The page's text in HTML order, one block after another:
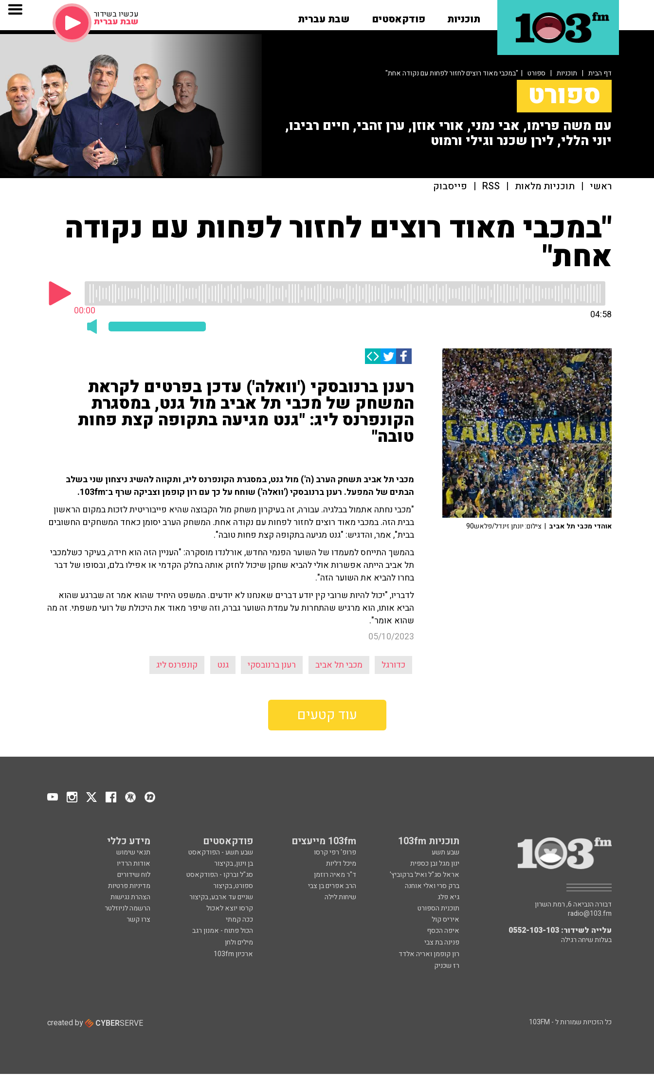
תוכניות פודקאסטים שבת עברית עכשיו בשידור
שבת עברית
דף הבית | תוכניות | ספורט | "במכבי מאוד רוצים לחזור לפחות עם נקודה אחת"
ספורט
עם משה פרימו, אבי נמני, אורי אוזן, ערן זהבי, חיים רביבו,
יוני הללי, לירן שכנר וגילי ורמוט
ראשי | תוכניות מלאות |
RSS
| פייסבוק
"במכבי מאוד רוצים לחזור לפחות עם נקודה
אחת"
00:00 04:58
רענן ברנובסקי ('וואלה') עדכן בפרטים לקראת
המשחק של מכבי תל אביב מול גנט, במסגרת
הקונפרנס ליג: "גנט מגיעה בתקופה קצת פחות
טובה"
מכבי תל אביב תשחק הערב (ה') מול גנט, במסגרת הקונפרנס ליג, ותקווה להשיג ניצחון שני בשלב
הבתים של המפעל. רענן ברנובסקי ('וואלה') שוחח על כך עם רון קופמן וצביקה שרף ב־103fm.
"מכבי נחתה אתמול בבלגיה. עבורה, זה בעיקרון משחק מול הקבוצה שהיא פייבוריטית לזכות במקום הראשון
בבית הזה. במכבי מאוד רוצים לחזור לפחות עם נקודה אחת. המשחק הערב יסומן כאחד המשחקים החשובים
בבית", אמר, והדגיש: "גנט מגיעה בתקופה קצת פחות טובה".
בהמשך התייחס למעמדו של השוער הפנמי החדש, אורלנדו מוסקרה: "העניין הזה הוא חידה, בעיקר כשלמכבי
תל אביב הייתה אפשרות אולי להביא שחקן שיכול לחזק אותה בחלק הקדמי או אפילו בלם, ובסופו של דבר
בחרו להביא את השוער הזה".
לדבריו, "יכול להיות שרובי קין יודע דברים שאנחנו לא יודעים. המשפט היחיד שהוא אמר זה שברגע שהוא
הביא אותו, הוא מרגיש שהתחרות על עמדת השוער גברה, וזה שיפר מאוד את היכולת של רועי משפתי. זה מה
שהוא אומר".
05/10/2023
כדורגל מכבי תל אביב רענן ברנובסקי גנט קונפרנס ליג
אוהדי מכבי תל אביב | צילום: יונתן זינדל/פלאש90
עוד קטעים
תוכניות 103fm 103fm מייעצים פודקאסטים מידע כללי
שבע תשע פרופ' רפי קרסו שבע תשע - הפודקאסט
תנאי שימוש
ינון מגל ובן כספית
מיכל דליות בן וינון, בקיצור
אודות הרדיו
אראל סג"ל ואיל ברקוביץ'
ד"ר מאיה רוזמן סג"ל וברקו - הפודקאסט
לוח שידורים
ברק סרי ואלי אוחנה
הרב אפרים בן צבי ספורט, בקיצור
מדיניות פרטיות
גיא פלג
שיחות לילה שניים עד ארבע, בקיצור
הצהרת נגישות
תוכנית הספורט
קרסו יוצא לאכול
הרשמה לניוזלטר
איריס קול
ככה קמתי
צרו קשר
איפה הכסף
הכול פתוח - אמנון רגב
פנינה בת צבי
מילים ולחן
רון קופמן ואריה אלדד
ארכיון 103fm
רז שכניק
דבורה הנביאה 6, רמת השרון
radio@103.fm
עלייה לשידור: 0552-103-103
בעלות שיחה רגילה
כל הזכויות שמורות ל - 103FM created by CYBERSERVE